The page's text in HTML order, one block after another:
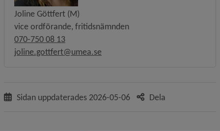
Joline Göttfert (M)
vice ordförande, fritidsnämnden
070-750 08 13
joline.gottfert@umea.se
Sidan uppdaterades 2026-05-06 Dela